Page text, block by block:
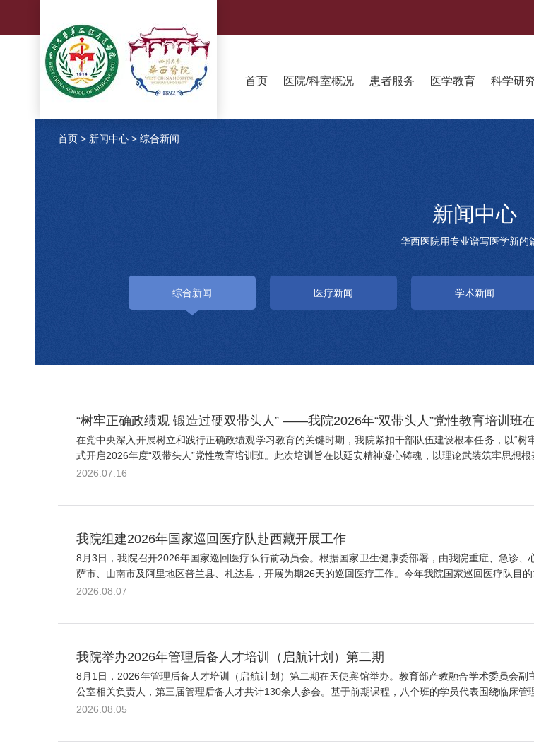
首页 医院/科室概况 患者服务 医学教育 科学研
首页 > 新闻中心 > 综合新闻
新闻中心
华西医院用专业谱写医学新的
综合新闻 医疗新闻 学术新闻
“树牢正确政绩观 锻造过硬双带头人” ——我院2026年“双带头人”党性教育培训班
在党中央深入开展树立和践行正确政绩观学习教育的关键时期，我院紧扣干部队伍建设根本任务，以“
式开启2026年度“双带头人”党性教育培训班。此次培训旨在以延安精神凝心铸魂，以理论武装筑牢思想根
2026.07.16
我院组建2026年国家巡回医疗队赴西藏开展工作
8月3日，我院召开2026年国家巡回医疗队行前动员会。根据国家卫生健康委部署，由我院重症、急诊
萨市、山南市及阿里地区普兰县、札达县，开展为期26天的巡回医疗工作。今年我院国家巡回医疗队目
2026.08.07
我院举办2026年管理后备人才培训（启航计划）第二期
8月1日，2026年管理后备人才培训（启航计划）第二期在天使宾馆举办。教育部产教融合学术委员会
公室相关负责人，第三届管理后备人才共计130余人参会。基于前期课程，八个班的学员代表围绕临床管
2026.08.05